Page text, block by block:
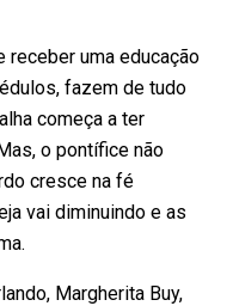
receber uma educação
fazem de tudo
começa a ter
o pontífice não
cresce na fé
vai diminuindo e as
Margherita Buy,